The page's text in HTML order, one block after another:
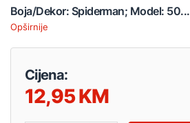
Boja/Dekor: Spiderman; Model: 50...
Opširnije
Cijena:
12,95